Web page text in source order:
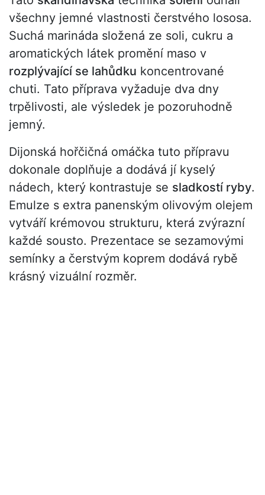
všechny jemné vlastnosti čerstvého lososa.
Suchá marináda složená ze soli, cukru a
aromatických látek promění maso v
rozplývající se lahůdku koncentrované
chuti. Tato příprava vyžaduje dva dny
trpělivosti, ale výsledek je pozoruhodně
jemný.
Dijonská hořčičná omáčka tuto přípravu
dokonale doplňuje a dodává jí kyselý
nádech, který kontrastuje se sladkostí ryby.
Emulze s extra panenským olivovým olejem
vytváří krémovou strukturu, která zvýrazní
každé sousto. Prezentace se sezamovými
semínky a čerstvým koprem dodává rybě
krásný vizuální rozměr.